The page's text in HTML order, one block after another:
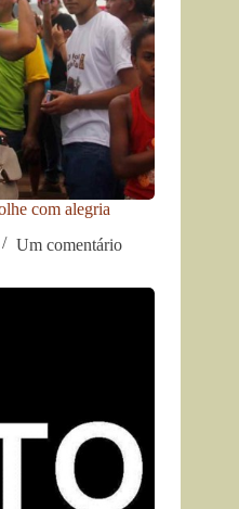
com alegria
Um comentário